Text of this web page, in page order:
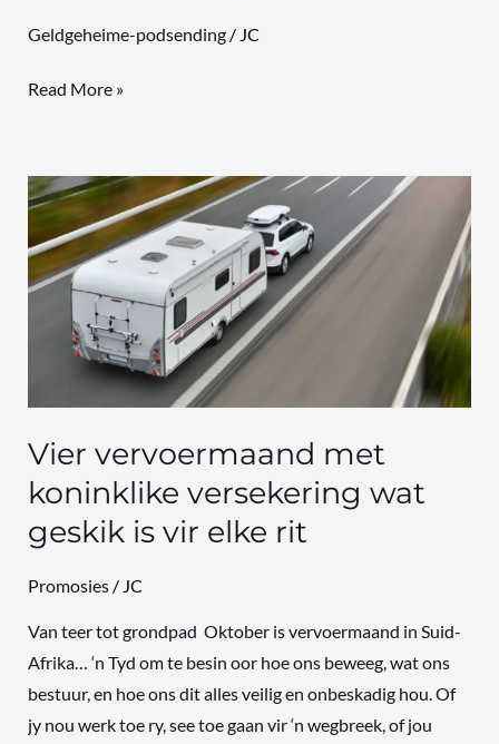
Geldgeheime-podsending/ JC
Read More »
Vier vervoermaand met
koninklike versekering wat
geskik is vir elke rit
Promosies/ JC
Van teer tot grondpad Oktober is vervoermaand in Suid-
Afrika… ‘n Tyd om te besin oor hoe ons beweeg, wat ons
bestuur, en hoe ons dit alles veilig en onbeskadig hou. Of
jy nou werk toe ry, see toe gaan vir ‘n wegbreek, of jou
Vier
vervoermaand
met
koninklike
versekering
is
vir
elke
rit